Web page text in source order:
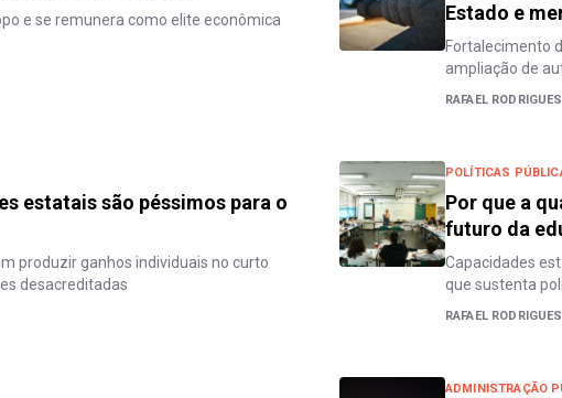
e se remunera como elite econômica
Estado e
Fortalecimento
ampliação de
RAFAEL
estatais são péssimos para o
produzir ganhos individuais no curto
desacreditadas
POLÍTICAS
Por que a
futuro da
Capacidades
que sustenta
RAFAEL
ADMINISTRAÇÃO